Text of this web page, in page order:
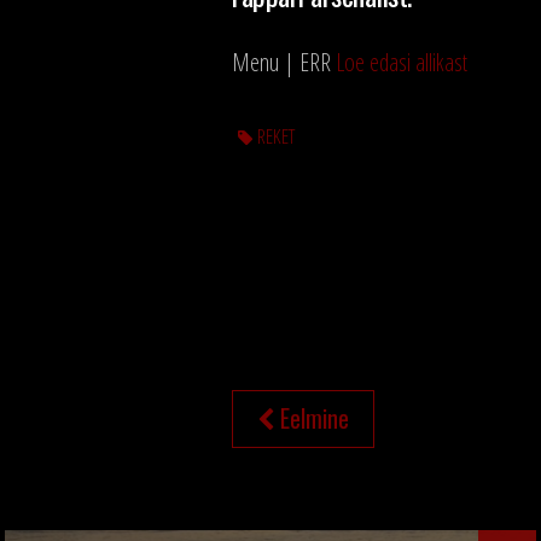
Menu | ERR Loe edasi allikast
REKET
NAVIGEERIMINE
Eelmine